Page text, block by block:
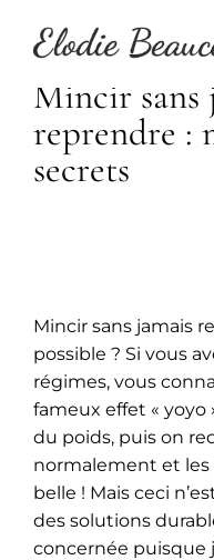
Mincir sans
reprendre :
secrets
Mincir sans jamais
possible ? Si vous
régimes, vous
fameux effet « yoyo
du poids, puis on
normalement et
belle ! Mais ceci
des solutions
concernée puisque